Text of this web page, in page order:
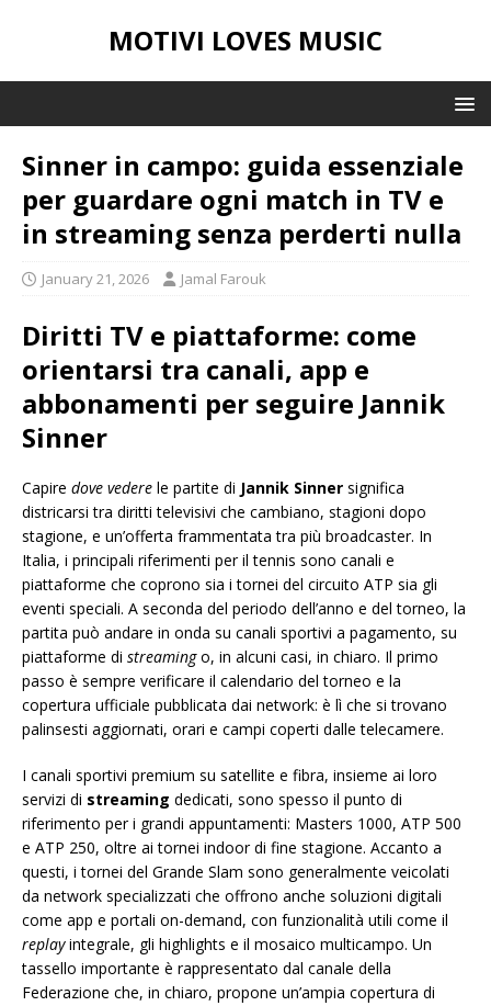
MOTIVI LOVES MUSIC
Sinner in campo: guida essenziale
per guardare ogni match in TV e
in streaming senza perderti nulla
January 21, 2026 Jamal Farouk
Diritti TV e piattaforme: come
orientarsi tra canali, app e
abbonamenti per seguire Jannik
Sinner
Capire dove vedere le partite di Jannik Sinner significa
districarsi tra diritti televisivi che cambiano, stagioni dopo
stagione, e un’offerta frammentata tra più broadcaster. In
Italia, i principali riferimenti per il tennis sono canali e
piattaforme che coprono sia i tornei del circuito ATP sia gli
eventi speciali. A seconda del periodo dell’anno e del torneo, la
partita può andare in onda su canali sportivi a pagamento, su
piattaforme di streamingo, in alcuni casi, in chiaro. Il primo
passo è sempre verificare il calendario del torneo e la
copertura ufficiale pubblicata dai network: è lì che si trovano
palinsesti aggiornati, orari e campi coperti dalle telecamere.
I canali sportivi premium su satellite e fibra, insieme ai loro
servizi di streaming dedicati, sono spesso il punto di
riferimento per i grandi appuntamenti: Masters 1000, ATP 500
e ATP 250, oltre ai tornei indoor di fine stagione. Accanto a
questi, i tornei del Grande Slam sono generalmente veicolati
da network specializzati che offrono anche soluzioni digitali
come app e portali on-demand, con funzionalità utili come il
replayintegrale, gli highlights e il mosaico multicampo. Un
tassello importante è rappresentato dal canale della
Federazione che, in chiaro, propone un’ampia copertura di